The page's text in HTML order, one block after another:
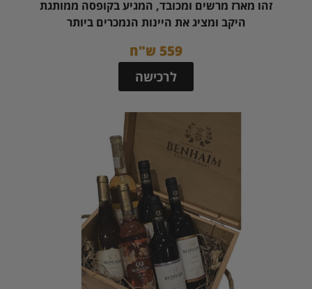
זהו מארז מרשים ומכובד, המגיע בקופסה ממותגת
היקב ומציג את היינות הנמכרים ביותר
559 ש"ח
לרכישה